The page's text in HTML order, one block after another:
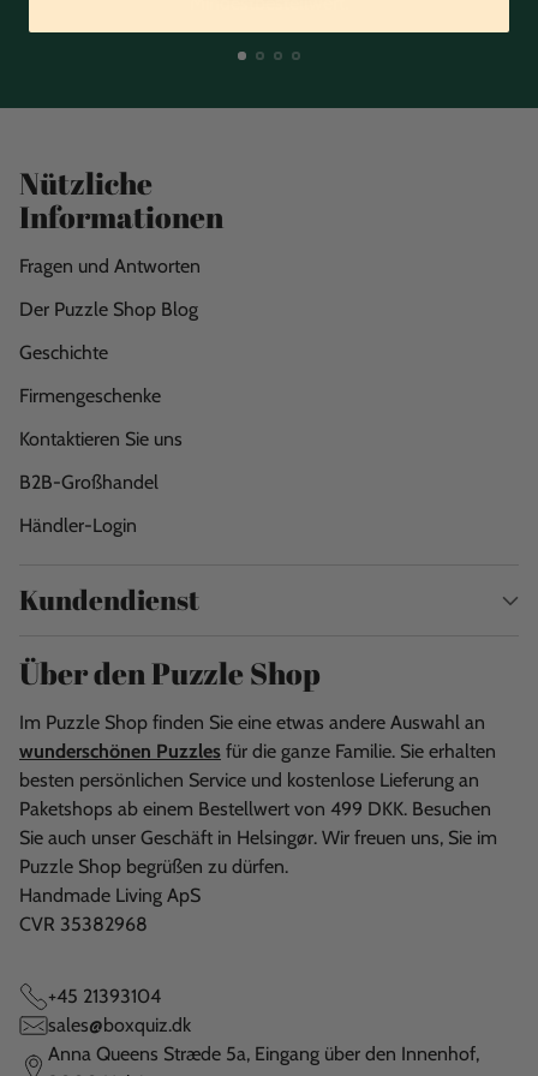
Nützliche
Informationen
Fragen und Antworten
Der Puzzle Shop Blog
Geschichte
Firmengeschenke
Kontaktieren Sie uns
B2B-Großhandel
Händler-Login
Kundendienst
Über den Puzzle Shop
Im Puzzle Shop finden Sie eine etwas andere Auswahl an
wunderschönen Puzzles für die ganze Familie. Sie erhalten
besten persönlichen Service und kostenlose Lieferung an
Paketshops ab einem Bestellwert von 499 DKK. Besuchen
Sie auch unser Geschäft in Helsingør. Wir freuen uns, Sie im
Puzzle Shop begrüßen zu dürfen.
Handmade Living ApS
CVR 35382968
+45 21393104
sales@boxquiz.dk
Anna Queens Stræde 5a, Eingang über den Innenhof,